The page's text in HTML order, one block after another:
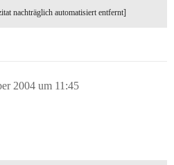
nachträglich automatisiert entfernt]
2004 um 11:45